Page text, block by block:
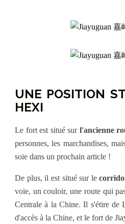
UNE POSITION
HEXI
Le fort est situé sur l'ancienne
personnes, les marchandises,
soie dans un prochain article !
De plus, il est situé sur le
voie, un couloir, une route qui
Centrale à la Chine. Il s'étire de
d'accès à la Chine, et le fort de